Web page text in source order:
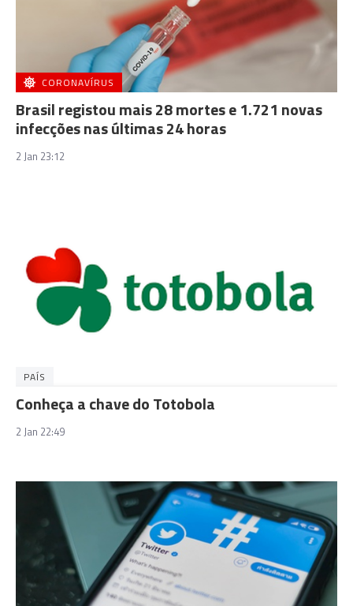
CORONAVÍRUS
Brasil registou mais 28 mortes e 1.721 novas
infecções nas últimas 24 horas
2 Jan 23:12
PAÍS
Conheça a chave do Totobola
2 Jan 22:49